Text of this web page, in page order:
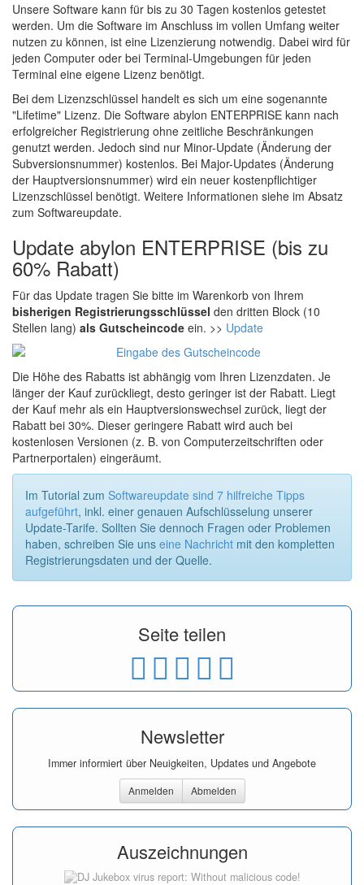
Unsere Software kann für bis zu 30 Tagen kostenlos getestet
werden. Um die Software im Anschluss im vollen Umfang weiter
nutzen zu können, ist eine Lizenzierung notwendig. Dabei wird für
jeden Computer oder bei Terminal-Umgebungen für jeden
Terminal eine eigene Lizenz benötigt.
Bei dem Lizenzschlüssel handelt es sich um eine sogenannte
"Lifetime" Lizenz. Die Software abylon ENTERPRISE kann nach
erfolgreicher Registrierung ohne zeitliche Beschränkungen
genutzt werden. Jedoch sind nur Minor-Update (Änderung der
Subversionsnummer) kostenlos. Bei Major-Updates (Änderung
der Hauptversionsnummer) wird ein neuer kostenpflichtiger
Lizenzschlüssel benötigt. Weitere Informationen siehe im Absatz
zum Softwareupdate.
Update abylon ENTERPRISE (bis zu
60% Rabatt)
Für das Update tragen Sie bitte im Warenkorb von Ihrem
bisherigen Registrierungsschlüssel den dritten Block (10
Stellen lang) als Gutscheincode ein. >> Update
Die Höhe des Rabatts ist abhängig vom Ihren Lizenzdaten. Je
länger der Kauf zurückliegt, desto geringer ist der Rabatt. Liegt
der Kauf mehr als ein Hauptversionswechsel zurück, liegt der
Rabatt bei 30%. Dieser geringere Rabatt wird auch bei
kostenlosen Versionen (z. B. von Computerzeitschriften oder
Partnerportalen) eingeräumt.
Im Tutorial zum Softwareupdate sind 7 hilfreiche Tipps
aufgeführt, inkl. einer genauen Aufschlüsselung unserer
Update-Tarife. Sollten Sie dennoch Fragen oder Problemen
haben, schreiben Sie uns eine Nachricht mit den kompletten
Registrierungsdaten und der Quelle.
Seite teilen
Newsletter
Immer informiert über Neuigkeiten, Updates und Angebote
Anmelden Abmelden
Auszeichnungen